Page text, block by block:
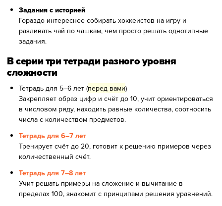
Задания с историей
Гораздо интереснее собирать хоккеистов на игру и
разливать чай по чашкам, чем просто решать однотипные
задания.
В серии три тетради разного уровня
сложности
Тетрадь для 5–6 лет (перед вами)
Закрепляет образ цифр и счёт до 10, учит ориентироваться
в числовом ряду, находить равные количества, соотносить
числа с количеством предметов.
Тетрадь для 6–7 лет
Тренирует счёт до 20, готовит к решению примеров через
количественный счёт.
Тетрадь для 7–8 лет
Учит решать примеры на сложение и вычитание в
пределах 100, знакомит с принципами решения уравнений.